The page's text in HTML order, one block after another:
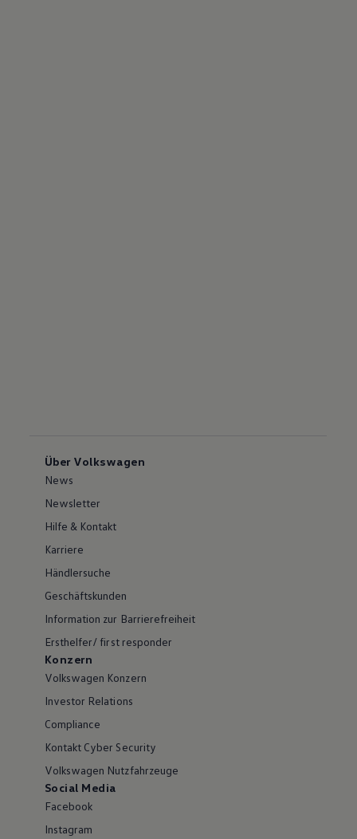
Über Volkswagen
News
Newsletter
Hilfe & Kontakt
Karriere
Händlersuche
Geschäftskunden
Information zur Barrierefreiheit
Ersthelfer/ first responder
Konzern
Volkswagen Konzern
Investor Relations
Compliance
Kontakt Cyber Security
Volkswagen Nutzfahrzeuge
Social Media
Facebook
Instagram